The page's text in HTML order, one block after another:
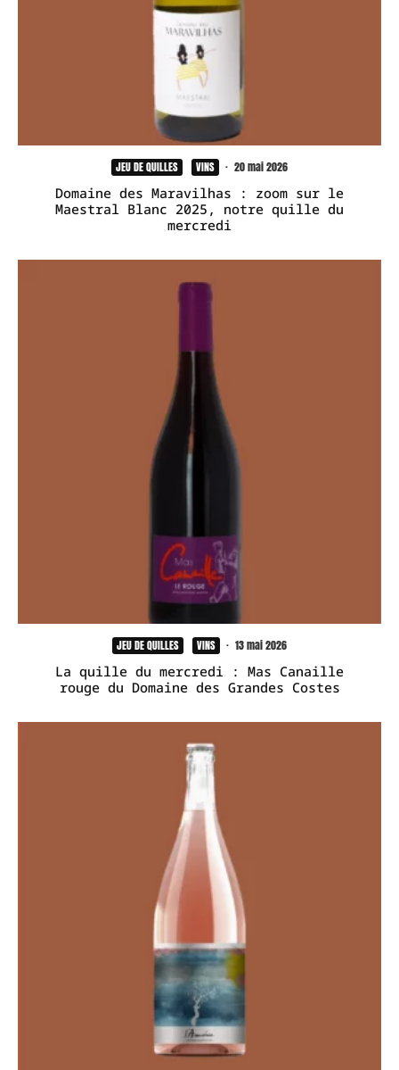
JEU DE QUILLES VINS · 20 mai 2026
Domaine des Maravilhas : zoom sur le
Maestral Blanc 2025, notre quille du
mercredi
JEU DE QUILLES VINS · 13 mai 2026
La quille du mercredi : Mas Canaille
rouge du Domaine des Grandes Costes